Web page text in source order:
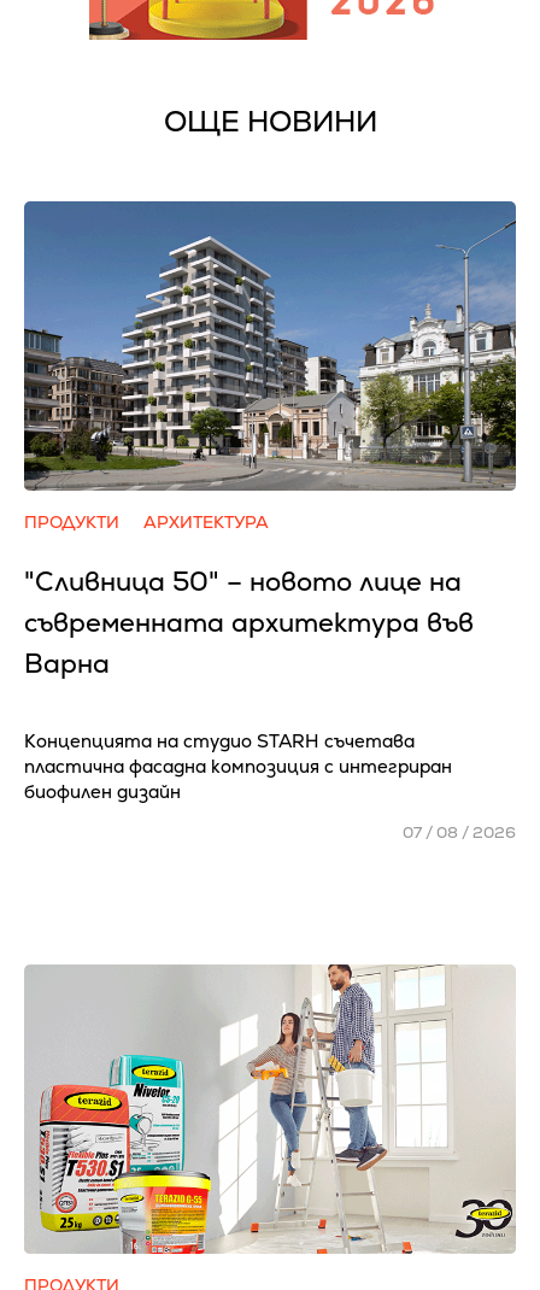
ОЩЕ НОВИНИ
ПРОДУКТИ АРХИТЕКТУРА
"Сливница 50" – новото лице на
съвременната архитектура във
Варна
Концепцията на студио STARH съчетава
пластична фасадна композиция с интегриран
биофилен дизайн
07 / 08 / 2026
ПРОДУКТИ